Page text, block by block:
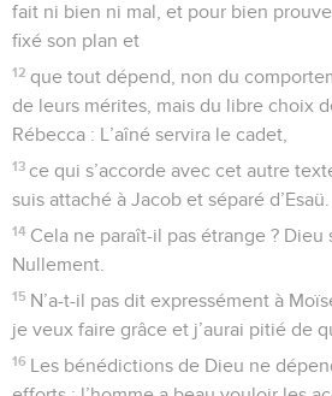
fait ni bien ni mal, et pour bien
fixé son plan et
12 que tout dépend, non du
de leurs mérites, mais du libre choix
Rébecca : L’aîné servira le cadet,
13 ce qui s’accorde avec cet autre
suis attaché à Jacob et séparé d’Esaü.
14 Cela ne paraît-il pas étrange ? Dieu
Nullement.
15 N’a-t-il pas dit expressément à
je veux faire grâce et j’aurai pitié de
16 Les bénédictions de Dieu ne